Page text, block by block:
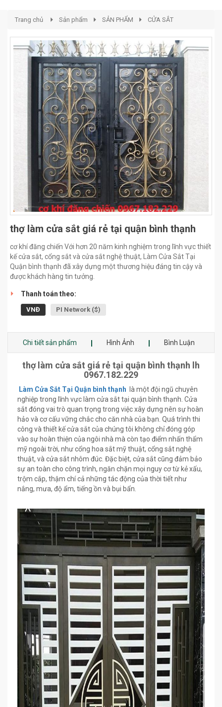
Trang chủ Sản phẩm SẢN PHẨM CỬA SẮT
thợ làm cửa sắt giá rẻ tại quận bình thạnh
cơ khí đăng chiến Với hơn 20 năm kinh nghiệm trong lĩnh vực thiết
kế cửa sắt, cổng sắt và cửa sắt nghệ thuật, Làm Cửa Sắt Tại
Quận bình thạnh đã xây dựng một thương hiệu đáng tin cậy và
được khách hàng tin tưởng.
Thanh toán theo:
VNĐ PI Network ($)
Chi tiết sản phẩm Hình Ảnh Bình Luận
thợ làm cửa sắt giá rẻ tại quận bình thạnh lh
0967.182.229
Làm Cửa Sắt Tại Quận bình thạnh là một đội ngũ chuyên
nghiệp trong lĩnh vực làm cửa sắt tại quận bình thạnh. Cửa
sắt đóng vai trò quan trọng trong việc xây dựng nên sự hoàn
hảo và cơ cấu vững chắc cho căn nhà của bạn. Quá trình thi
công và thiết kế cửa sắt của chúng tôi không chỉ đóng góp
vào sự hoàn thiện của ngôi nhà mà còn tạo điểm nhấn thẩm
mỹ ngoài trời, như cổng hoa sắt mỹ thuật, cổng sắt nghệ
thuật, và cửa sắt nhôm đúc. Đặc biệt, cửa sắt cũng đảm bảo
sự an toàn cho công trình, ngăn chặn mọi nguy cơ từ kẻ xấu,
trộm cắp, thậm chí cả những tác động của thời tiết như
nắng, mưa, độ ẩm, tiếng ồn và bụi bẩn.